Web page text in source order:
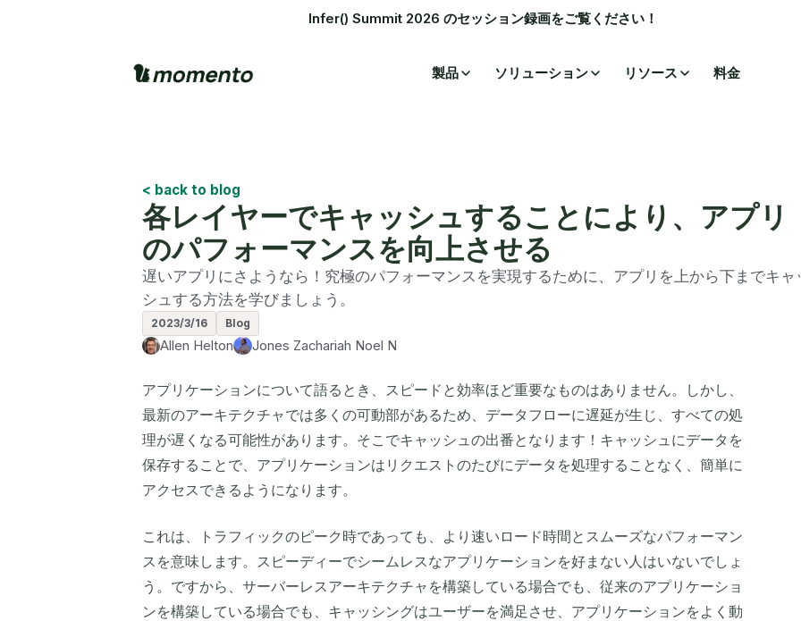
Infer() Summit 2026 のセッション録画をご覧ください！
製品 ソリューション リソース 料金
< back to blog
各レイヤーでキャッシュすることにより、アプリ
のパフォーマンスを向上させる
遅いアプリにさようなら！究極のパフォーマンスを実現するために、アプリを上から下までキャ
シュする方法を学びましょう。
2023/3/16 Blog
Allen Helton Jones Zachariah Noel N
アプリケーションについて語るとき、スピードと効率ほど重要なものはありません。しかし、
最新のアーキテクチャでは多くの可動部があるため、データフローに遅延が生じ、すべての処
理が遅くなる可能性があります。そこでキャッシュの出番となります！キャッシュにデータを
保存することで、アプリケーションはリクエストのたびにデータを処理することなく、簡単に
アクセスできるようになります。
これは、トラフィックのピーク時であっても、より速いロード時間とスムーズなパフォーマン
スを意味します。スピーディーでシームレスなアプリケーションを好まない人はいないでしょ
う。ですから、サーバーレスアーキテクチャを構築している場合でも、従来のアプリケーショ
ンを構築している場合でも、キャッシングはユーザーを満足させ、アプリケーションをよく動